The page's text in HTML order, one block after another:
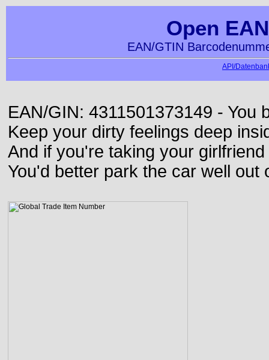
Open
EAN/GTIN
API/
EAN/GIN: 4311501373149 - You
Keep your dirty feelings deep
And if you're taking your
You'd better park the car well out